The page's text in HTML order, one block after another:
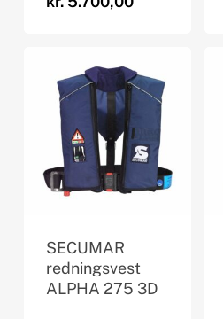
SECUMAR
redningsvest
ALPHA 275 3D